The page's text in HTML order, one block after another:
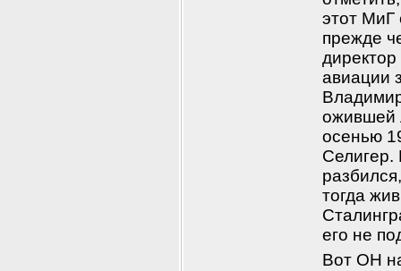
этот МиГ
прежде
директор
авиации
ожившей
осенью
Селигер.
тогда
его не
Вот ОН